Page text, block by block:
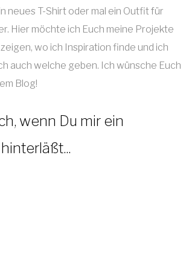
neues T-Shirt oder mal ein Outfit für
Hier möchte ich Euch meine Projekte
wo ich Inspiration finde und ich
auch welche geben. Ich wünsche Euch
Blog!
wenn Du mir ein